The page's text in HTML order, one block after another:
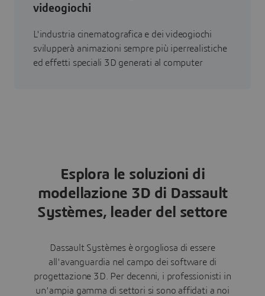
videogiochi
L'industria cinematografica e dei videogiochi
svilupperà animazioni sempre più iperrealistiche
ed effetti speciali 3D generati al computer
Esplora le soluzioni di
modellazione 3D di Dassault
Systèmes, leader del settore
Dassault Systèmes è orgogliosa di essere
all'avanguardia nel campo dei software di
progettazione 3D. Per decenni, i professionisti in
un'ampia gamma di settori si sono affidati a noi